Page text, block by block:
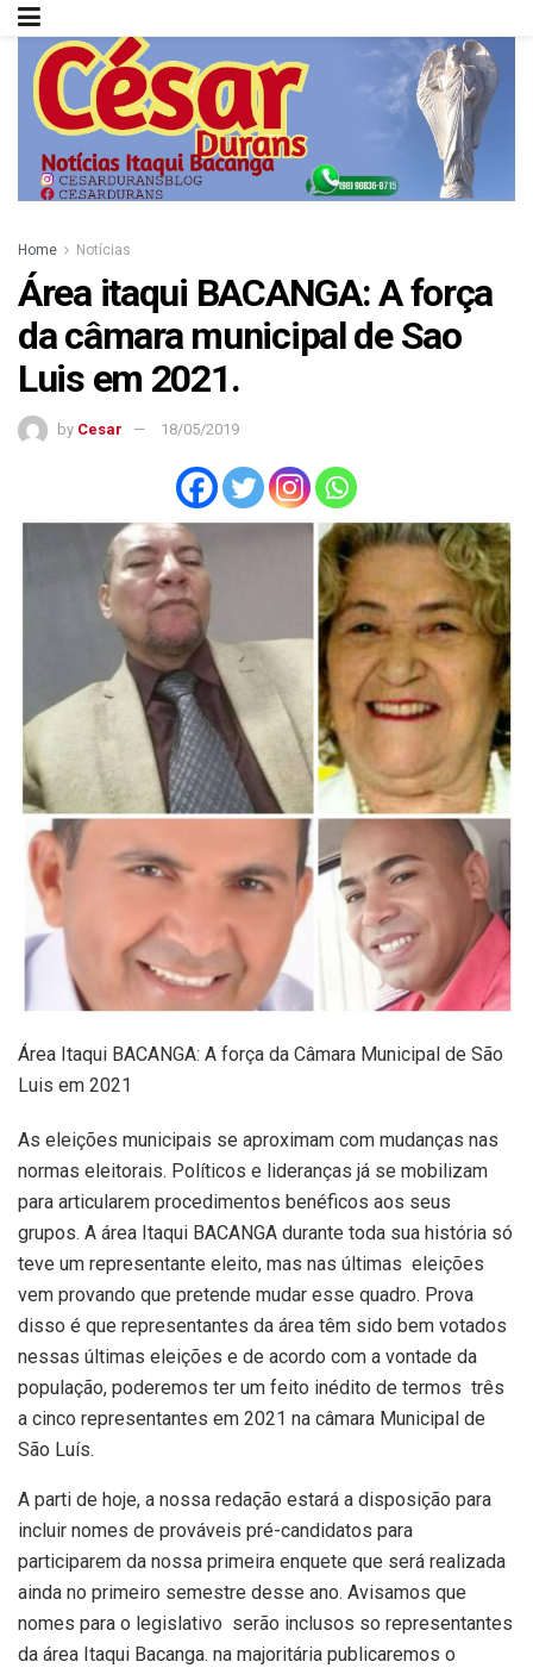
Home Notícias
Área itaqui BACANGA: A força
da câmara municipal de Sao
Luis em 2021.
by Cesar 18/05/2019
Área Itaqui BACANGA: A força da Câmara Municipal de São
Luis em 2021
As eleições municipais se aproximam com mudanças nas
normas eleitorais. Políticos e lideranças já se mobilizam
para articularem procedimentos benéficos aos seus
grupos. A área Itaqui BACANGA durante toda sua história só
teve um representante eleito, mas nas últimas eleições
vem provando que pretende mudar esse quadro. Prova
disso é que representantes da área têm sido bem votados
nessas últimas eleições e de acordo com a vontade da
população, poderemos ter um feito inédito de termos três
a cinco representantes em 2021 na câmara Municipal de
São Luís.
A parti de hoje, a nossa redação estará a disposição para
incluir nomes de prováveis pré-candidatos para
participarem da nossa primeira enquete que será realizada
ainda no primeiro semestre desse ano. Avisamos que
nomes para o legislativo serão inclusos so representantes
da área Itaqui Bacanga. na majoritária publicaremos o